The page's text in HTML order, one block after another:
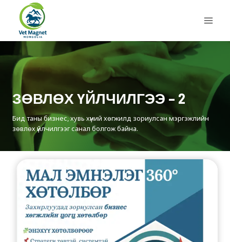
content
ЗӨВЛӨХ ҮЙЛЧИЛГЭЭ – 2
Бид таны бизнес, хувь хүний хөгжилд зориулсан мэргэжлийн
зөвлөх үйлчилгээг санал болгож байна.